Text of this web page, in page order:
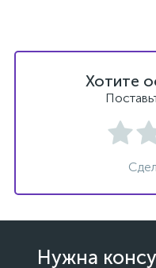
Хотите
Нужна